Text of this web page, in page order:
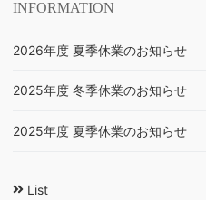
INFORMATION
2026年度 夏季休業のお知らせ
2025年度 冬季休業のお知らせ
2025年度 夏季休業のお知らせ
List